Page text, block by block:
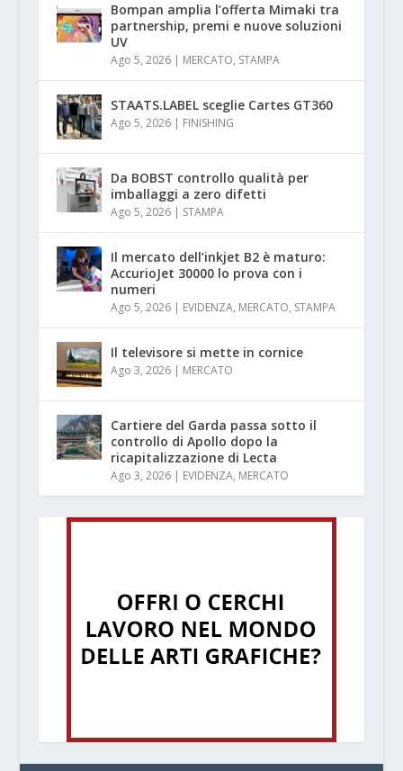
Bompan amplia l’offerta Mimaki tra
partnership, premi e nuove soluzioni
UV
Ago 5, 2026| MERCATO, STAMPA
STAATS.LABEL sceglie Cartes GT360
Ago 5, 2026| FINISHING
Da BOBST controllo qualità per
imballaggi a zero difetti
Ago 5, 2026| STAMPA
Il mercato dell’inkjet B2 è maturo:
AccurioJet 30000 lo prova con i
numeri
Ago 5, 2026| EVIDENZA, MERCATO, STAMPA
Il televisore si mette in cornice
Ago 3, 2026| MERCATO
Cartiere del Garda passa sotto il
controllo di Apollo dopo la
ricapitalizzazione di Lecta
Ago 3, 2026| EVIDENZA, MERCATO